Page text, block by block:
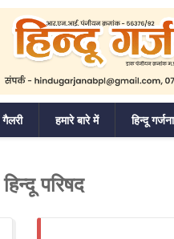
गैलरी हमारे बारे में हिन्दू गर्जना
परिषद